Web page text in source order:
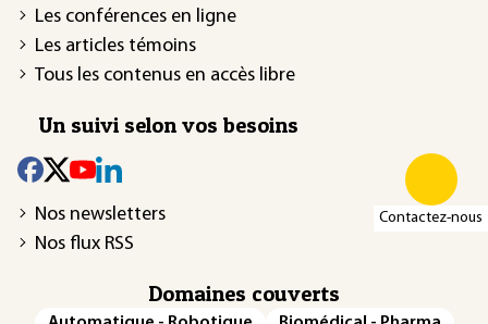
Contactez-nous
Les conférences en ligne
Les articles témoins
Tous les contenus en accès libre
Un suivi selon vos besoins
Nos newsletters
Nos flux RSS
Domaines couverts